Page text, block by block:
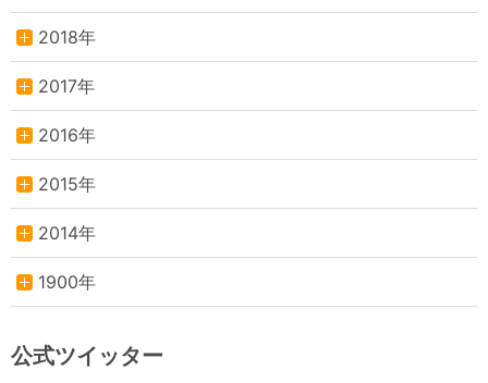
2018年
2017年
2016年
2015年
2014年
1900年
公式ツイッター